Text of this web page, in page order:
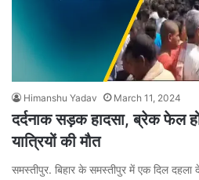
Himanshu Yadav March 11, 2024
दर्दनाक सड़क हादसा, ब्रेक फेल
यात्रियों की मौत
समस्तीपुर. बिहार के समस्तीपुर में एक दिल दहला